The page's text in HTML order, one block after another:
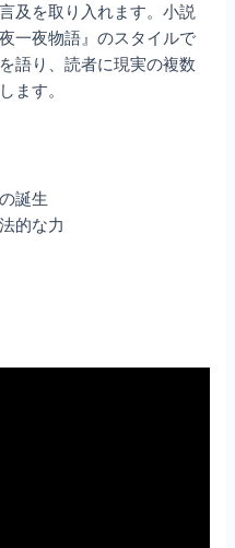
及を取り入れます。小説
一夜物語』のスタイルで
語り、読者に現実の複数
ます。
誕生
的な力